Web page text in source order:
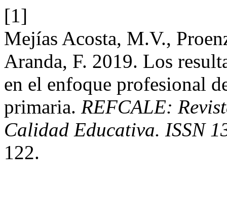
[1]
Mejías Acosta, M.V.,
Aranda, F. 2019. Los
en el enfoque profesional
primaria. REFCALE:
Calidad Educativa. ISSN
122.